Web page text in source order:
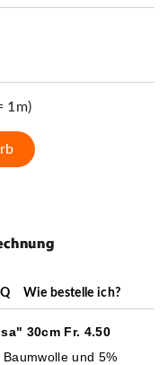
1m)
Wie bestelle ich?
30cm Fr. 4.50
und 5%